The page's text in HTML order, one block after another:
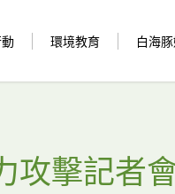
環境教育 白海
攻擊記者